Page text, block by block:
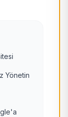
Yönetin